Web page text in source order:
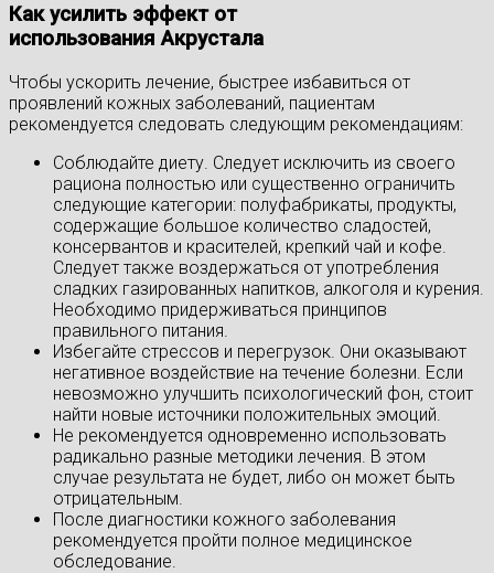
Как усилить эффект от
использованияАкрустала
Чтобы ускорить лечение, быстрее избавиться от
проявлений кожных заболеваний, пациентам
рекомендуется следовать следующим рекомендациям:
Соблюдайте диету. Следует исключить из своего
рациона полностью или существенно ограничить
следующие категории: полуфабрикаты, продукты,
содержащие большое количество сладостей,
консервантов и красителей, крепкий чай и кофе.
Следует также воздержаться от употребления
сладких газированных напитков, алкоголя и курения.
Необходимо придерживаться принципов
правильного питания.
Избегайте стрессов и перегрузок. Они оказывают
негативное воздействие на течение болезни. Если
невозможно улучшить психологический фон, стоит
найти новые источники положительных эмоций.
Не рекомендуется одновременно использовать
радикально разные методики лечения. В этом
случае результата не будет, либо он может быть
отрицательным.
После диагностики кожного заболевания
рекомендуется пройти полное медицинское
обследование.